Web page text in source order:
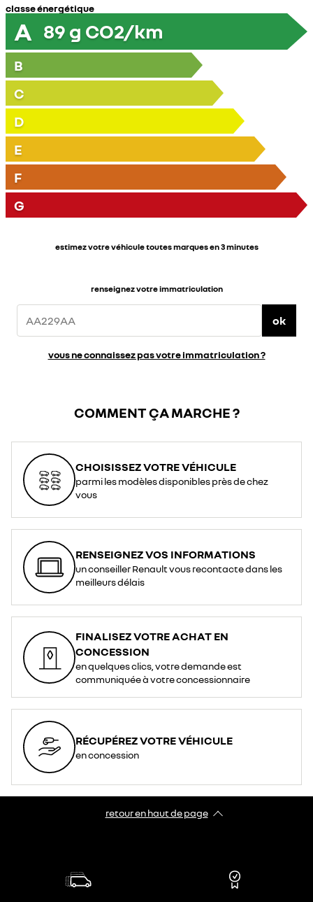
classe énergétique
A 89 g CO2/km
B
C
D
E
F
G
estimez votre véhicule toutes marques en 3 minutes
renseignez votre immatriculation
ok
vous ne connaissez pas votre immatriculation ?
COMMENT ÇA MARCHE ?
CHOISISSEZ VOTRE VÉHICULE
parmi les modèles disponibles près de chez
vous
RENSEIGNEZ VOS INFORMATIONS
un conseiller Renault vous recontacte dans les
meilleurs délais
FINALISEZ VOTRE ACHAT EN
CONCESSION
en quelques clics, votre demande est
communiquée à votre concessionnaire
RÉCUPÉREZ VOTRE VÉHICULE
en concession
retour en haut de page​